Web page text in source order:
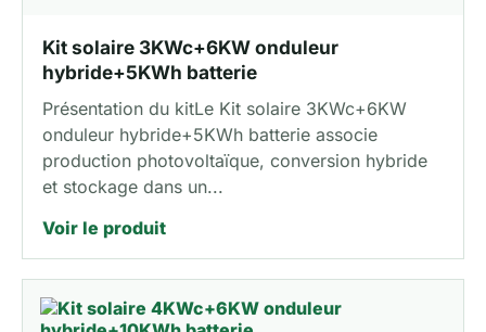
Kit solaire 3KWc+6KW onduleur
hybride+5KWh batterie
Présentation du kitLe Kit solaire 3KWc+6KW
onduleur hybride+5KWh batterie associe
production photovoltaïque, conversion hybride
et stockage dans un...
Voir le produit